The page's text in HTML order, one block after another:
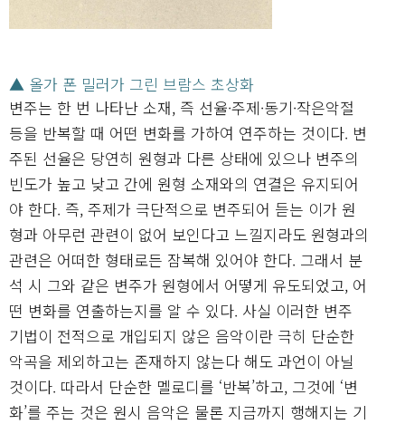
▲ 올가 폰 밀러가 그린 브람스 초상화
변주는 한 번 나타난 소재, 즉 선율·주제·동기·작은악절
등을 반복할 때 어떤 변화를 가하여 연주하는 것이다. 변
주된 선율은 당연히 원형과 다른 상태에 있으나 변주의
빈도가 높고 낮고 간에 원형 소재와의 연결은 유지되어
야 한다. 즉, 주제가 극단적으로 변주되어 듣는 이가 원
형과 아무런 관련이 없어 보인다고 느낄지라도 원형과의
관련은 어떠한 형태로든 잠복해 있어야 한다. 그래서 분
석 시 그와 같은 변주가 원형에서 어떻게 유도되었고, 어
떤 변화를 연출하는지를 알 수 있다. 사실 이러한 변주
기법이 전적으로 개입되지 않은 음악이란 극히 단순한
악곡을 제외하고는 존재하지 않는다 해도 과언이 아닐
것이다. 따라서 단순한 멜로디를 ‘반복’하고, 그것에 ‘변
화’를 주는 것은 원시 음악은 물론 지금까지 행해지는 기